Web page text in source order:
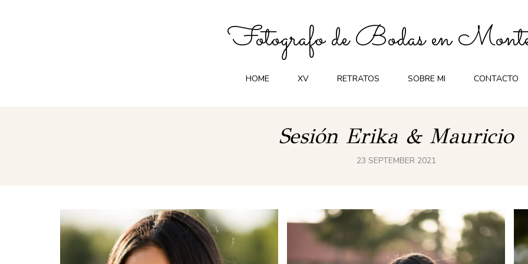
Fotografo de Bodas en
HOME XV RETRATOS SOBRE MI CONTACTO
Sesión Erika & Mauricio
23 SEPTEMBER 2021